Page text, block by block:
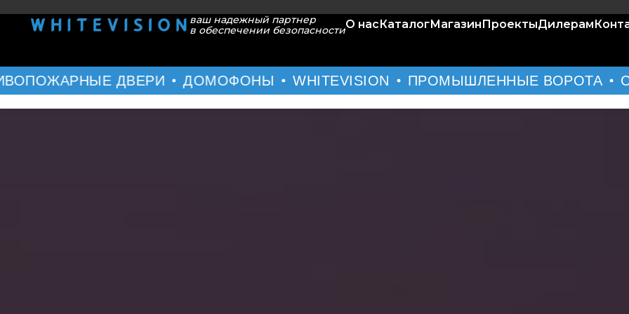
ваш надежный партнер
в обеспечении безопасностиО насКаталогМагазинПроектыДилерам
ДВЕРИ ДОМОФОНЫ WHITEVISION ПРОМЫШЛЕННЫЕ ВОРОТА